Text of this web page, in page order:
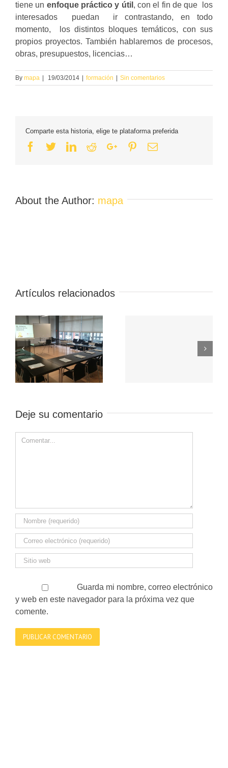
tiene un enfoque práctico y útil , con el fin de que los
interesados puedan ir contrastando, en todo
momento, los distintos bloques temáticos, con sus
propios proyectos. También hablaremos de procesos,
obras, presupuestos, licencias…
By mapa 19/03/2014 formación Sin comentarios
Comparte esta historia, elige te plataforma preferida
Facebook
TwitterLinkedin
RedditGoogle+Pinterest
Email
About the Author: mapa
Artículos relacionados
Deje su comentario
Comment
Guarda mi nombre, correo electrónico
y web en este navegador para la próxima vez que
comente.